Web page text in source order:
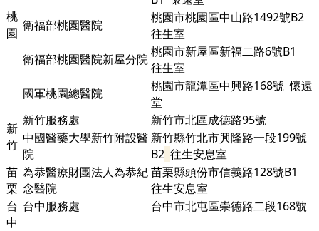
桃
園 衛福部桃園醫院
桃園市桃園區中山路1492號B2
往生室
衛福部桃園醫院新屋分院桃園市新屋區新福二路6號B1
往生室
國軍桃園總醫院
桃園市龍潭區中興路168號 懷遠
堂
新
竹
新竹服務處
新竹市北區成德路95號
中國醫藥大學新竹附設醫
院
新竹縣竹北市興隆路一段199號
B2 往生安息室
苗
栗
為恭醫療財團法人為恭紀
念醫院
苗栗縣頭份市信義路128號B1
往生安息室
台
中
台中服務處 台中市北屯區崇德路二段168號